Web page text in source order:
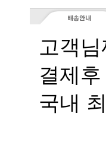
고객
결제후
국내